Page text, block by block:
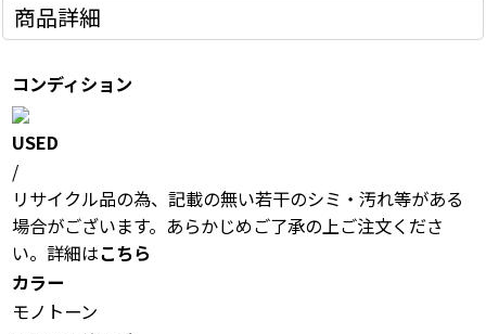
商品詳細
コンディション
USED
/
リサイクル品の為、記載の無い若干のシミ・汚れ等がある
場合がございます。あらかじめご了承の上ご注文くださ
い。詳細はこちら
カラー
モノトーン